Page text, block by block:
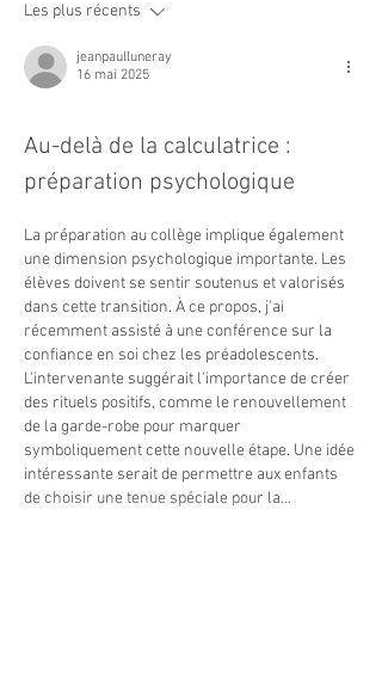
Les plus récents
jeanpaulluneray
16 mai 2025
Au-delà de la calculatrice :
préparation psychologique
La préparation au collège implique également
une dimension psychologique importante. Les
élèves doivent se sentir soutenus et valorisés
dans cette transition. À ce propos, j'ai
récemment assisté à une conférence sur la
confiance en soi chez les préadolescents.
L'intervenante suggérait l'importance de créer
des rituels positifs, comme le renouvellement
de la garde-robe pour marquer
symboliquement cette nouvelle étape. Une idée
intéressante serait de permettre aux enfants
de choisir une tenue spéciale pour la…